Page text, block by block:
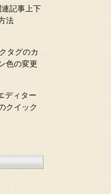
記事上下
法
タグのカ
色の変更
ディター
クイック